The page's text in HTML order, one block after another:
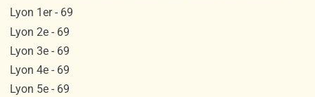
Lyon 1er - 69
Lyon 2e - 69
Lyon 3e - 69
Lyon 4e - 69
Lyon 5e - 69